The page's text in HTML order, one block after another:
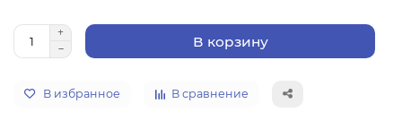
В корзину
В избранное В сравнение